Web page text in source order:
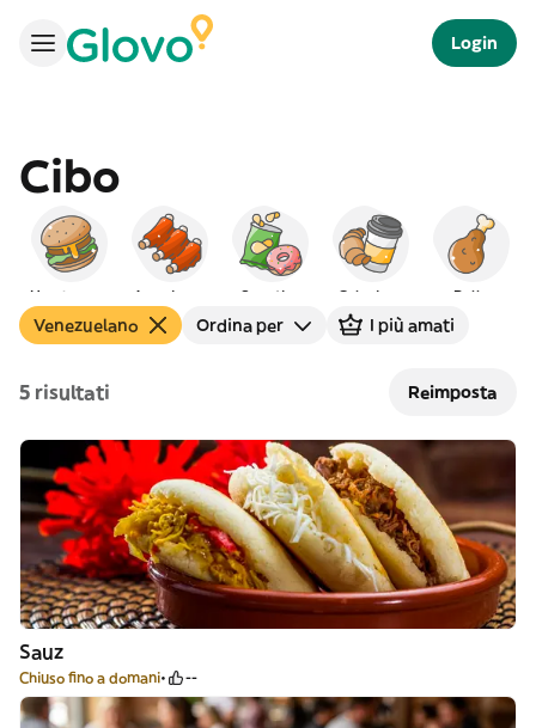
Login
Cibo
Hamburger Americano Spuntino Colazione Pollo
Venezuelano Ordina per I più amati
5 risultati Reimposta
Sauz
Chiuso fino a domani --